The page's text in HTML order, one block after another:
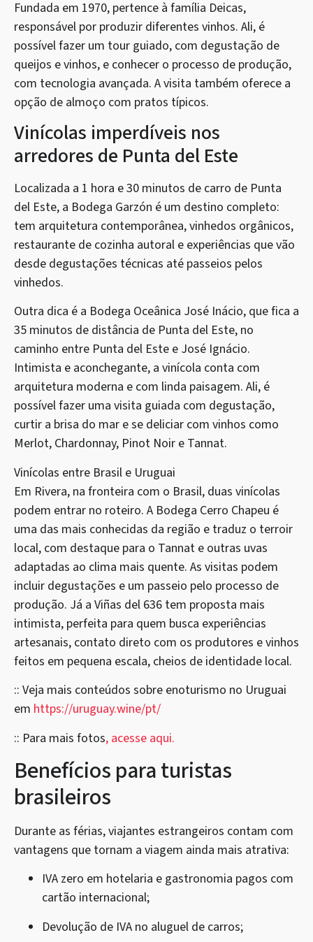
Fundada em 1970, pertence à família Deicas,
responsável por produzir diferentes vinhos. Ali, é
possível fazer um tour guiado, com degustação de
queijos e vinhos, e conhecer o processo de produção,
com tecnologia avançada. A visita também oferece a
opção de almoço com pratos típicos.
Vinícolas imperdíveis nos
arredores de Punta del Este
Localizada a 1 hora e 30 minutos de carro de Punta
del Este, a Bodega Garzón é um destino completo:
tem arquitetura contemporânea, vinhedos orgânicos,
restaurante de cozinha autoral e experiências que vão
desde degustações técnicas até passeios pelos
vinhedos.
Outra dica é a Bodega Oceânica José Inácio, que fica a
35 minutos de distância de Punta del Este, no
caminho entre Punta del Este e José Ignácio.
Intimista e aconchegante, a vinícola conta com
arquitetura moderna e com linda paisagem. Ali, é
possível fazer uma visita guiada com degustação,
curtir a brisa do mar e se deliciar com vinhos como
Merlot, Chardonnay, Pinot Noir e Tannat.
Vinícolas entre Brasil e Uruguai
Em Rivera, na fronteira com o Brasil, duas vinícolas
podem entrar no roteiro. A Bodega Cerro Chapeu é
uma das mais conhecidas da região e traduz o terroir
local, com destaque para o Tannat e outras uvas
adaptadas ao clima mais quente. As visitas podem
incluir degustações e um passeio pelo processo de
produção. Já a Viñas del 636 tem proposta mais
intimista, perfeita para quem busca experiências
artesanais, contato direto com os produtores e vinhos
feitos em pequena escala, cheios de identidade local.
:: Veja mais conteúdos sobre enoturismo no Uruguai
em https://uruguay.wine/pt/
:: Para mais fotos, acesse aqui.
Benefícios para turistas
brasileiros
Durante as férias, viajantes estrangeiros contam com
vantagens que tornam a viagem ainda mais atrativa:
IVA zero em hotelaria e gastronomia pagos com
cartão internacional;
Devolução de IVA no aluguel de carros;